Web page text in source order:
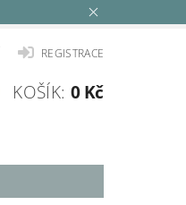
REGISTRACE
KOŠÍK: 0 Kč